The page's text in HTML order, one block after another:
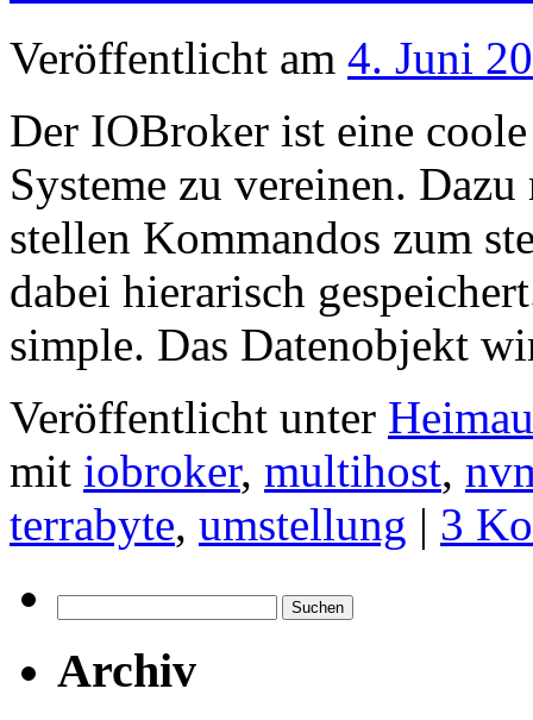
Veröffentlicht am 4. Juni
Der IOBroker ist eine
Systeme zu vereinen.
stellen Kommandos zum
dabei hierarisch
simple. Das Datenobjekt
Veröffentlicht unter
mit iobroker, multihost,
terrabyte, umstellung | 3
nach:
Archiv